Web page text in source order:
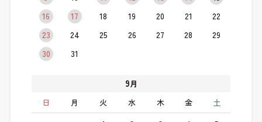
16
17 18 19 20 21
22
23
24 25 26 27 28
29
30
31
9月
日
月 火 水 木 金 土